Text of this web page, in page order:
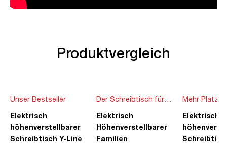
Produktvergleich
Unser Bestseller
Elektrisch
höhenverstellbarer
Schreibtisch Y-Line
Der Schreibtisch für
die ganze Familie
Elektrisch
Höhenverstellbarer
Familien
Mehr Platz
Ideen
Elektrisch